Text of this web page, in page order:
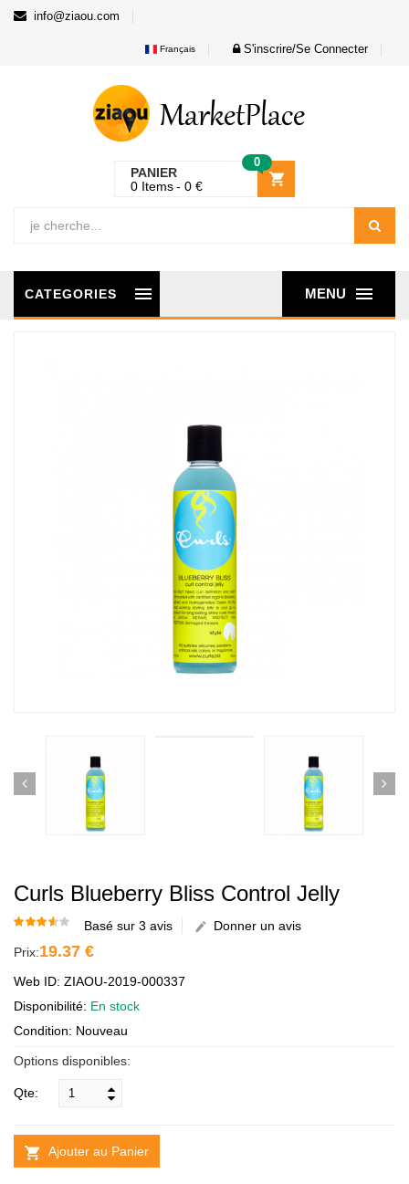
info@ziaou.com
Français S'inscrire/Se Connecter
PANIER
0
0 Items 0 €
MENU
CATEGORIES
Curls Blueberry Bliss Control Jelly
Basé sur 3 avis
Donner un avis
Prix:19.37 €
Web ID: ZIAOU-2019-000337
Disponibilité: En stock
Condition: Nouveau
Options disponibles:
Qte:
Ajouter au Panier